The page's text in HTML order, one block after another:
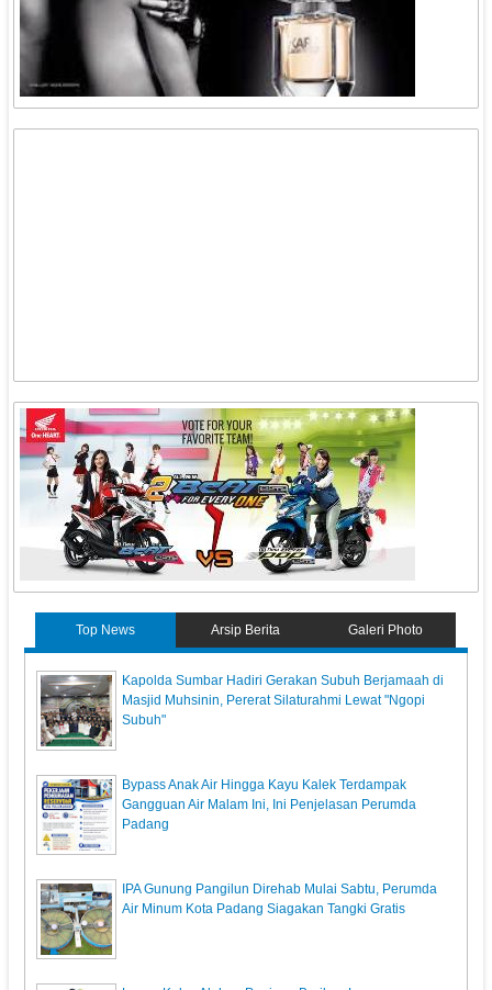
Top News Arsip Berita Galeri Photo
Kapolda Sumbar Hadiri Gerakan Subuh Berjamaah di
Masjid Muhsinin, Pererat Silaturahmi Lewat "Ngopi
Subuh"
Bypass Anak Air Hingga Kayu Kalek Terdampak
Gangguan Air Malam Ini, Ini Penjelasan Perumda
Padang
IPA Gunung Pangilun Direhab Mulai Sabtu, Perumda
Air Minum Kota Padang Siagakan Tangki Gratis